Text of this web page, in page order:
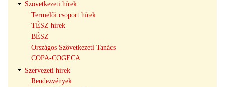
Szövetkezeti hírek
Termelői csoport hírek
TÉSZ hírek
BÉSZ
Országos Szövetkezeti Tanács
COPA-COGECA
Szervezeti hírek
Rendezvények